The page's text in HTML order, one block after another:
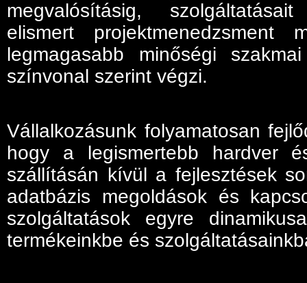
megvalósításig,
elismert projektmenedzsment
legmagasabb minőségi
színvonal szerint végzi.
Vállalkozásunk folyamatosan
hogy a legismertebb hardver
szállításán kívül a fejlesztések
adatbázis megoldások és
szolgáltatások egyre
termékeinkbe és